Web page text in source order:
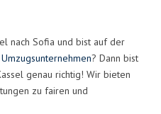
nach Sofia und bist auf der
Umzugsunternehmen? Dann bist
genau richtig! Wir bieten
zu fairen und